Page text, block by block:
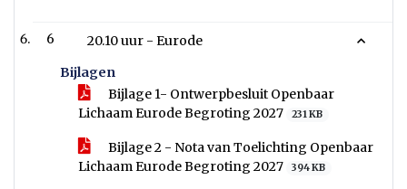
6
20.10 uur - Eurode
Bijlagen
Bijlage 1- Ontwerpbesluit Openbaar
Lichaam Eurode Begroting 2027
231 KB
Bijlage 2 - Nota van Toelichting Openbaar
Lichaam Eurode Begroting 2027
394 KB